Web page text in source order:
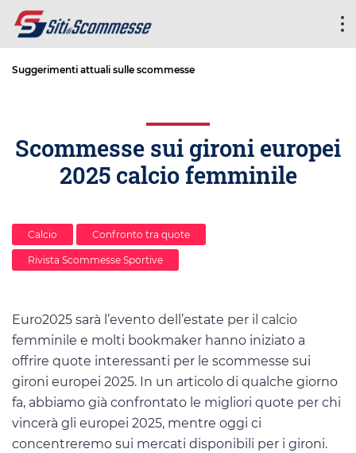
Suggerimenti attuali sulle scommesse
Scommesse sui gironi europei
2025 calcio femminile
Calcio Confronto tra quote
Rivista Scommesse Sportive
Euro2025 sarà l’evento dell’estate per il calcio
femminile e molti bookmaker hanno iniziato a
offrire quote interessanti per le scommesse sui
gironi europei 2025. In un articolo di qualche giorno
fa, abbiamo già confrontato le migliori quote per chi
vincerà gli europei 2025, mentre oggi ci
concentreremo sui mercati disponibili per i gironi.